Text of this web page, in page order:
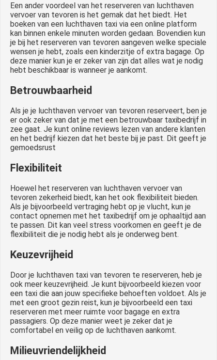
Een ander voordeel van het reserveren van luchthaven
vervoer van tevoren is het gemak dat het biedt. Het
boeken van een luchthaven taxi via een online platform
kan binnen enkele minuten worden gedaan. Bovendien kun
je bij het reserveren van tevoren aangeven welke speciale
wensen je hebt, zoals een kinderzitje of extra bagage. Op
deze manier kun je er zeker van zijn dat alles wat je nodig
hebt beschikbaar is wanneer je aankomt.
Betrouwbaarheid
Als je je luchthaven vervoer van tevoren reserveert, ben je
er ook zeker van dat je met een betrouwbaar taxibedrijf in
zee gaat. Je kunt online reviews lezen van andere klanten
en het bedrijf kiezen dat het beste bij je past. Dit geeft je
gemoedsrust
Flexibiliteit
Hoewel het reserveren van luchthaven vervoer van
tevoren zekerheid biedt, kan het ook flexibiliteit bieden.
Als je bijvoorbeeld vertraging hebt op je vlucht, kun je
contact opnemen met het taxibedrijf om je ophaaltijd aan
te passen. Dit kan veel stress voorkomen en geeft je de
flexibiliteit die je nodig hebt als je onderweg bent.
Keuzevrijheid
Door je luchthaven taxi van tevoren te reserveren, heb je
ook meer keuzevrijheid. Je kunt bijvoorbeeld kiezen voor
een taxi die aan jouw specifieke behoeften voldoet. Als je
met een groot gezin reist, kun je bijvoorbeeld een taxi
reserveren met meer ruimte voor bagage en extra
passagiers. Op deze manier weet je zeker dat je
comfortabel en veilig op de luchthaven aankomt.
Milieuvriendelijkheid